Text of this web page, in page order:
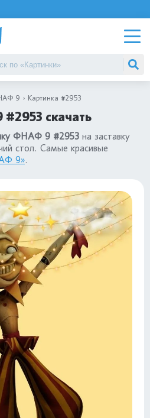
9 Картинка #2953
скачать
ФНАФ 9 #2953 на заставку
стол. Самые красивые
9».